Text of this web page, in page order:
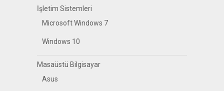
İşletim Sistemleri
Microsoft Windows 7
Windows 10
Masaüstü Bilgisayar
Asus